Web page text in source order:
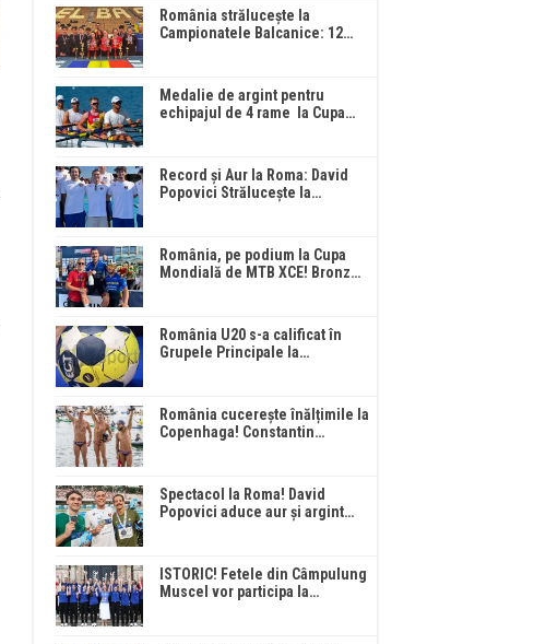
România strălucește la
Campionatele Balcanice: 12…
Medalie de argint pentru
echipajul de 4 rame la Cupa…
Record și Aur la Roma: David
Popovici Strălucește la…
România, pe podium la Cupa
Mondială de MTB XCE! Bronz…
România U20 s-a calificat în
Grupele Principale la…
România cucerește înălțimile la
Copenhaga! Constantin…
Spectacol la Roma! David
Popovici aduce aur și argint…
ISTORIC! Fetele din Câmpulung
Muscel vor participa la…